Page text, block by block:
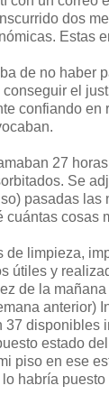
dos
Estas
de no haber
el
confiando en
27
Se
pasadas
cuántas
de limpieza,
útiles y
de la
anterior)
disponibles
estado
piso en ese
habría